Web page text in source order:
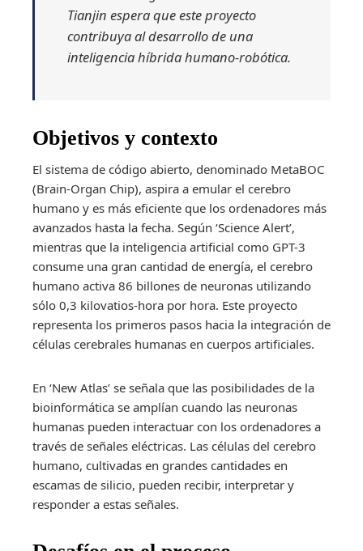
Tianjin espera que este proyecto
contribuya al desarrollo de una
inteligencia híbrida humano-robótica.
Objetivos y contexto
El sistema de código abierto, denominado MetaBOC
(Brain-Organ Chip), aspira a emular el cerebro
humano y es más eficiente que los ordenadores más
avanzados hasta la fecha. Según ‘Science Alert’,
mientras que la inteligencia artificial como GPT-3
consume una gran cantidad de energía, el cerebro
humano activa 86 billones de neuronas utilizando
sólo 0,3 kilovatios-hora por hora. Este proyecto
representa los primeros pasos hacia la integración de
células cerebrales humanas en cuerpos artificiales.
En ‘New Atlas’ se señala que las posibilidades de la
bioinformática se amplían cuando las neuronas
humanas pueden interactuar con los ordenadores a
través de señales eléctricas. Las células del cerebro
humano, cultivadas en grandes cantidades en
escamas de silicio, pueden recibir, interpretar y
responder a estas señales.